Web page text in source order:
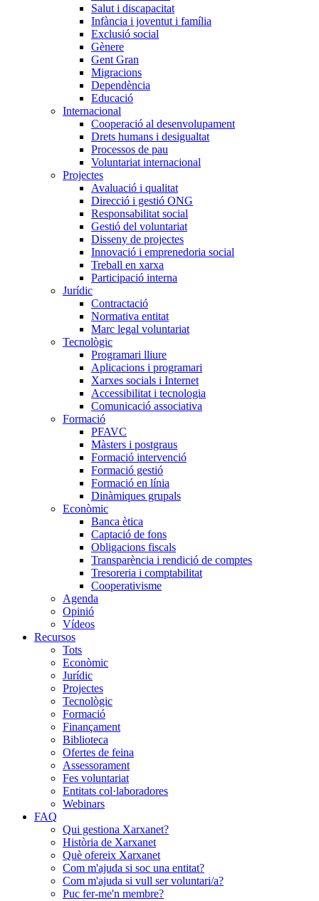
Salut i discapacitat
Infància i joventut i família
Exclusió social
Gènere
Gent Gran
Migracions
Dependència
Educació
Internacional
Cooperació al desenvolupament
Drets humans i desigualtat
Processos de pau
Voluntariat internacional
Projectes
Avaluació i qualitat
Direcció i gestió ONG
Responsabilitat social
Gestió del voluntariat
Disseny de projectes
Innovació i emprenedoria social
Treball en xarxa
Participació interna
Jurídic
Contractació
Normativa entitat
Marc legal voluntariat
Tecnològic
Programari lliure
Aplicacions i programari
Xarxes socials i Internet
Accessibilitat i tecnologia
Comunicació associativa
Formació
PFAVC
Màsters i postgraus
Formació intervenció
Formació gestió
Formació en línia
Dinàmiques grupals
Econòmic
Banca ètica
Captació de fons
Obligacions fiscals
Transparència i rendició de comptes
Tresoreria i comptabilitat
Cooperativisme
Agenda
Opinió
Vídeos
Recursos
Tots
Econòmic
Jurídic
Projectes
Tecnològic
Formació
Finançament
Biblioteca
Ofertes de feina
Assessorament
Fes voluntariat
Entitats col·laboradores
Webinars
FAQ
Qui gestiona Xarxanet?
Història de Xarxanet
Què ofereix Xarxanet
Com m'ajuda si soc una entitat?
Com m'ajuda si vull ser voluntari/a?
Puc fer-me'n membre?